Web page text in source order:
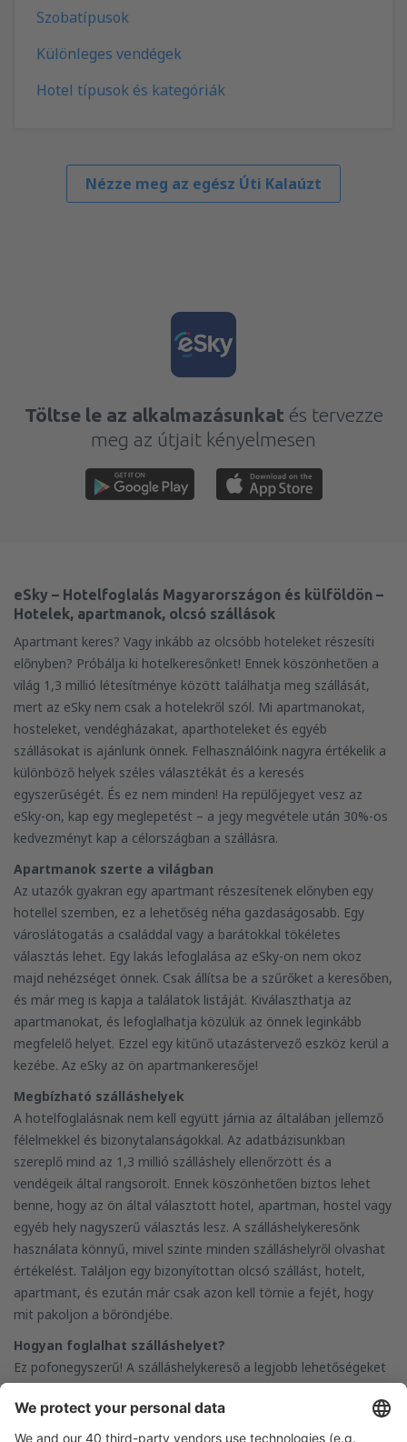
Szobatípusok
Különleges vendégek
Hotel típusok és kategóriák
Nézze meg az egész Úti Kalaúzt
Töltse le az alkalmazásunkat és tervezze
meg az útjait kényelmesen
eSky – Hotelfoglalás Magyarországon és külföldön –
Hotelek, apartmanok, olcsó szállások
Apartmant keres? Vagy inkább az olcsóbb hoteleket részesíti
előnyben? Próbálja ki hotelkeresőnket! Ennek köszönhetően a
világ 1,3 millió létesítménye között találhatja meg szállását,
mert az eSky nem csak a hotelekről szól. Mi apartmanokat,
hosteleket, vendégházakat, aparthoteleket és egyéb
szállásokat is ajánlunk önnek. Felhasználóink nagyra értékelik a
különböző helyek széles választékát és a keresés
egyszerűségét. És ez nem minden! Ha repülőjegyet vesz az
eSky-on, kap egy meglepetést – a jegy megvétele után 30%-os
kedvezményt kap a célországban a szállásra.
Apartmanok szerte a világban
Az utazók gyakran egy apartmant részesítenek előnyben egy
hotellel szemben, ez a lehetőség néha gazdaságosabb. Egy
városlátogatás a családdal vagy a barátokkal tökéletes
választás lehet. Egy lakás lefoglalása az eSky-on nem okoz
majd nehézséget önnek. Csak állítsa be a szűrőket a keresőben,
és már meg is kapja a találatok listáját. Kiválaszthatja az
apartmanokat, és lefoglalhatja közülük az önnek leginkább
megfelelő helyet. Ezzel egy kitűnő utazástervező eszköz kerül a
kezébe. Az eSky az ön apartmankeresője!
Megbízható szálláshelyek
A hotelfoglalásnak nem kell együtt járnia az általában jellemző
félelmekkel és bizonytalanságokkal. Az adatbázisunkban
szereplő mind az 1,3 millió szálláshely ellenőrzött és a
vendégeik által rangsorolt. Ennek köszönhetően biztos lehet
benne, hogy az ön által választott hotel, apartman, hostel vagy
egyéb hely nagyszerű választás lesz. A szálláshelykeresőnk
használata könnyű, mivel szinte minden szálláshelyről olvashat
értékelést. Találjon egy bizonyítottan olcsó szállást, hotelt,
apartmant, és ezután már csak azon kell törnie a fejét, hogy
mit pakoljon a bőröndjébe.
Hogyan foglalhat szálláshelyet?
Ez pofonegyszerű! A szálláshelykereső a legjobb lehetőségeket
jeleníti meg önnek, attól függően, hogy mit keres – hotelt
Varsóban a legjobb áron, olcsó apartmant Prágában vagy
hostelt Barcelonában. Válassza ki az úti célt, adja meg a